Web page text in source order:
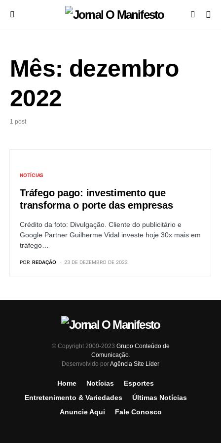
Mês: dezembro
2022
1 post
NOTÍCIAS
Tráfego pago: investimento que
transforma o porte das empresas
Crédito da foto: Divulgação. Cliente do publicitário e
Google Partner Guilherme Vidal investe hoje 30x mais em
tráfego…
POR REDAÇÃO 23 DE DEZEMBRO DE 2022
© Copyright 2000-2023 Grupo Conteúdo de
Comunicação.
Desenvolvido porAgência Site Líder
Home Notícias
Esportes
Entretenimento & Variedades
Últimas Notícias
Anuncie Aqui
Fale Conosco